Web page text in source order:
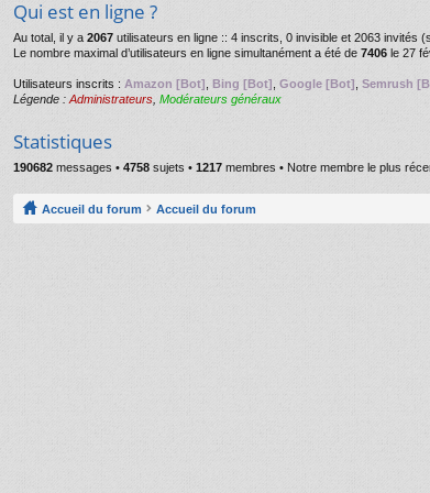
Qui est en ligne ?
Au total, il y a 2067 utilisateurs en ligne :: 4 inscrits, 0 invisible et 2063 invités
Le nombre maximal d’utilisateurs en ligne simultanément a été de 7406 le 27
Utilisateurs inscrits : Amazon [Bot] Bing [Bot] Google [Bot] Semrush
Légende : Administrateurs Modérateurs généraux
Statistiques
190682 messages • 4758 sujets • 1217 membres • Notre membre le plus
Accueil du forum Accueil du forum